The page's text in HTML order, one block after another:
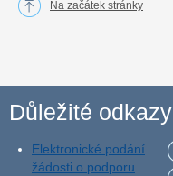
Na začátek stránky
Důležité odkazy
Elektronické podání
žádosti o podporu